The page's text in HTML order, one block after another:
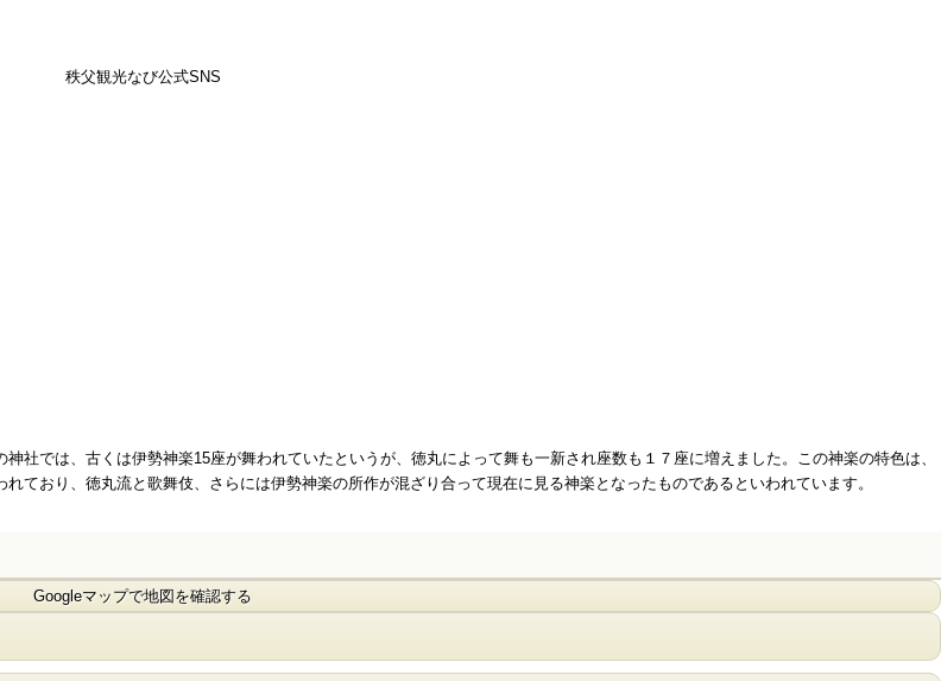
秩父観光なび公式SNS
社では、古くは伊勢神楽15座が舞われていたというが、徳丸によって舞も一新され座数も１７座に増えました。この神楽の特色は、
ており、徳丸流と歌舞伎、さらには伊勢神楽の所作が混ざり合って現在に見る神楽となったものであるといわれています。
Googleマップで地図を確認する